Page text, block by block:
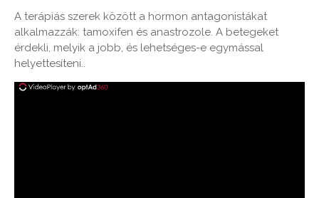
A terápiás szerek között a hormon antagonistákat
alkalmazzák: tamoxifen és anastrozole. A betegeket
érdekli, melyik a jobb, és lehetséges-e egymással
helyettesíteni..